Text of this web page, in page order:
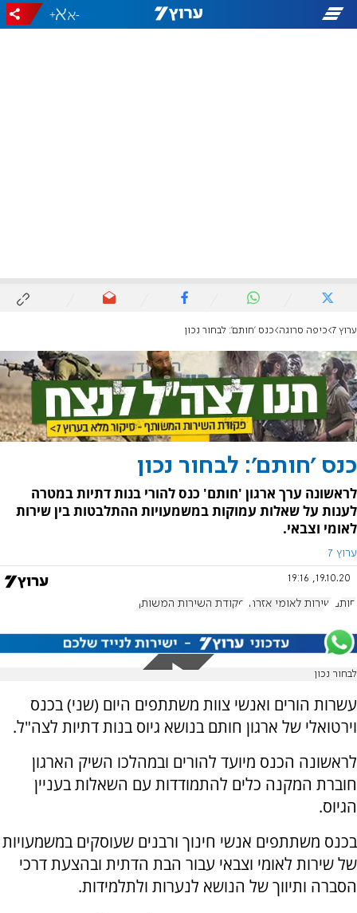
-
+
ערוץ 7 כיפה סרוגה כנס 'חותם': לבחור נכון
כנס 'חותם': לבחור נכון
לראשונה ערך ארגון 'חותם' כנס להורי בנות דתיות במטרה
לענות על שאלות עמוקות במשמעויות ההתלבטות בין שירות
לאומי וצבאי.
ערוץ 7
19.10.20, 19:16
חותם שירות לאומי אזרחי פקודת השירות המשותף
לבחור נכון
עשרות הורים ואנשי צוות משתתפים היום (שני) בכנס
וירטואלי של ארגון חותם בנושא גיוס בנות דתיות לצה"ל.
לראשונה הכנס מיועד להורים ובמהלכו השיק הארגון
חוברת המקנה כלים להתמודדות עם השאלות בעניין
הגיוס.
בכנס משתתפים אנשי חינוך ורבנים שעוסקים במשמעויות
של שירות לאומי וצבאי עבור הבת הדתית ובהצעת דרכי
הסברה ותיווך של הנושא לנערות ולתלמידות.